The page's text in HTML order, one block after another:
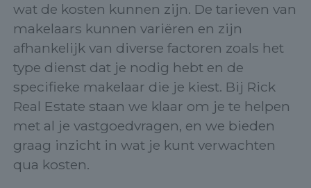
wat de kosten kunnen zijn. De tarieven van
makelaars kunnen variëren en zijn
afhankelijk van diverse factoren zoals het
type dienst dat je nodig hebt en de
specifieke makelaar die je kiest. Bij Rick
Real Estate staan we klaar om je te helpen
met al je vastgoedvragen, en we bieden
graag inzicht in wat je kunt verwachten
qua kosten.